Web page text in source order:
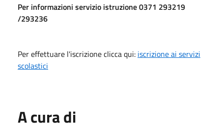
Per informazioni servizio istruzione 0371 293219
/293236
Per effettuare l'iscrizione clicca qui: iscrizione ai servizi
scolastici
A cura di